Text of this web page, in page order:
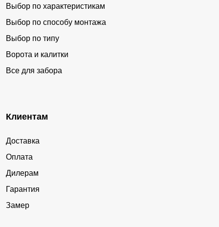
Выбор по характеристикам
Выбор по способу монтажа
Выбор по типу
Ворота и калитки
Все для забора
Клиентам
Доставка
Оплата
Дилерам
Гарантия
Замер